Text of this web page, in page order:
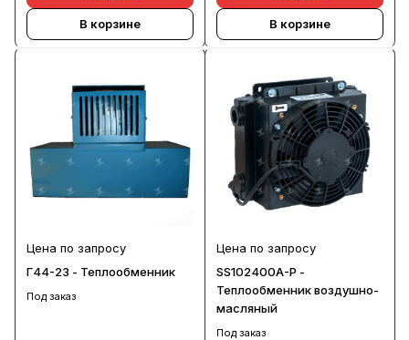
В корзине В корзине
Цена по запросу
Г44-23 - Теплообменник
Под заказ
Цена по запросу
SS102400A-P -
Теплообменник воздушно-
масляный
Под заказ